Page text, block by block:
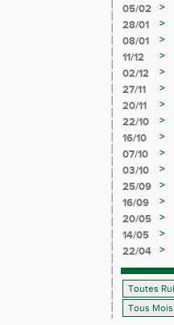
05/02
>
28/01
>
08/01
>
11/12
>
02/12
>
27/11
>
20/11
>
22/10
>
16/10
>
07/10 >
03/10
>
25/09
>
16/09
>
20/05
>
14/05
>
22/04
>